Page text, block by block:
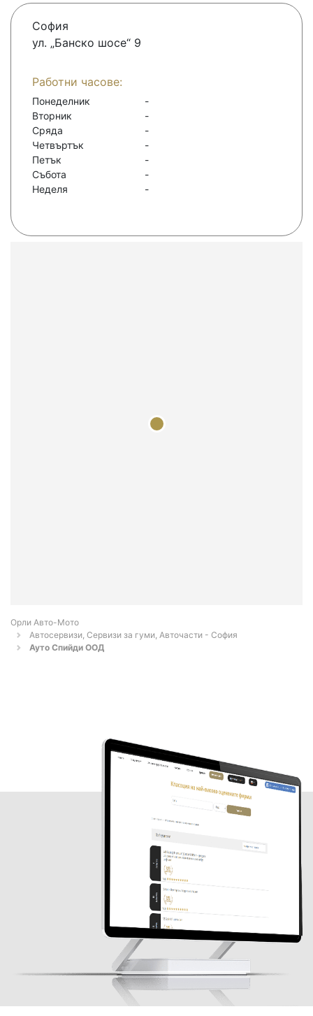
София
ул. „Банско шосе“ 9
Работни часове:
Понеделник
-
Вторник
-
Сряда
-
Четвъртък
-
Петък
-
Събота
-
Неделя
-
Орли Aвто-Mото
Автосервизи, Сервизи за гуми, Авточасти - София
Ауто Спийди ООД